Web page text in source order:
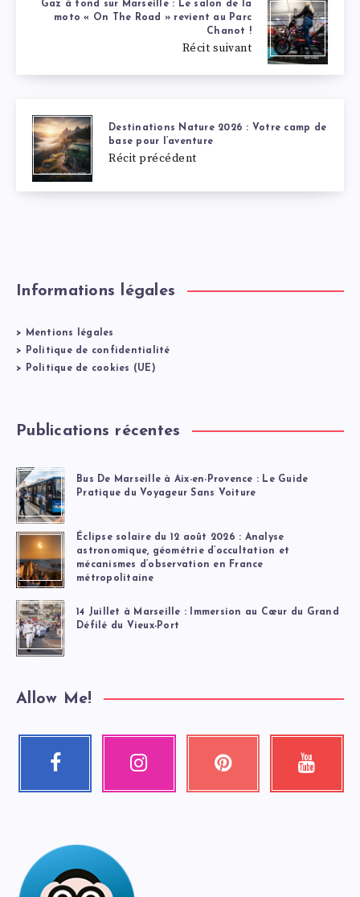
Gaz à fond sur Marseille : Le salon de la
moto « On The Road » revient au Parc
Chanot !
Récit suivant
Destinations Nature 2026 : Votre camp de
base pour l’aventure
Récit précédent
Informations légales
>
Mentions légales
>
Politique de confidentialité
>
Politique de cookies (UE)
Publications récentes
Bus De Marseille à Aix-en-Provence : Le Guide
Pratique du Voyageur Sans Voiture
Éclipse solaire du 12 août 2026 : Analyse
astronomique, géométrie d’occultation et
mécanismes d’observation en France
métropolitaine
14 Juillet à Marseille : Immersion au Cœur du Grand
Défilé du Vieux-Port
Allow Me!
Facebook Instagram Pinterest
Épinglez
Youtube
Regardez